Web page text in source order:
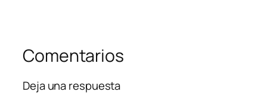
Comentarios
Deja una respuesta